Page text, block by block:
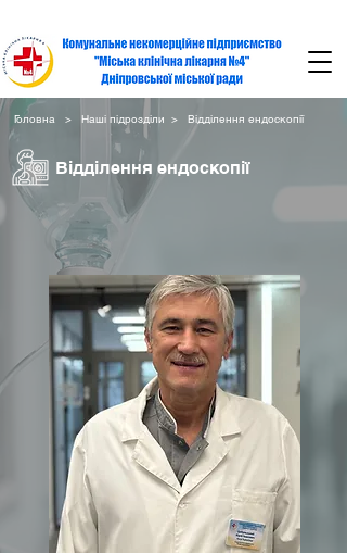
Головна > Наші підрозділи > Відділення ендоскопії
Відділення ендоскопії